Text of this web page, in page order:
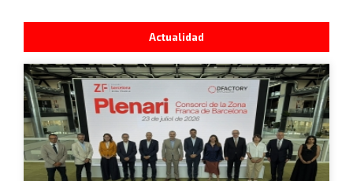
Actualidad